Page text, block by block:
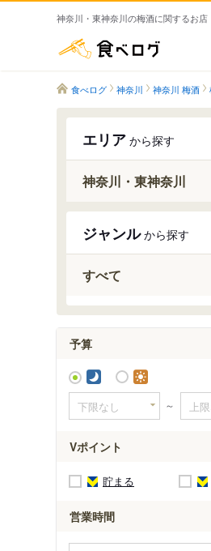
神奈川・東神奈川の梅酒に関するお店
食べログ 神奈川 神奈川 梅酒
エリア から探す
神奈川・東神奈川
ジャンルから探す
すべて
予算
～
Vポイント
貯まる
営業時間